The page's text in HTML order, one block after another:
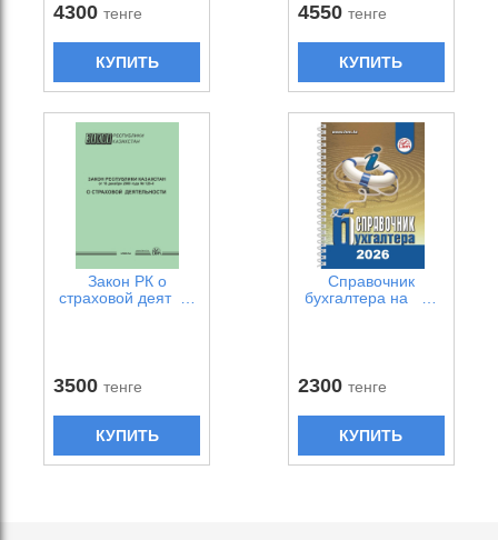
4300тенге
КУПИТЬ
4550 тенге
КУПИТЬ
Закон РК о
страховой деят …
3500тенге
КУПИТЬ
Справочник
бухгалтера на …
2300 тенге
КУПИТЬ